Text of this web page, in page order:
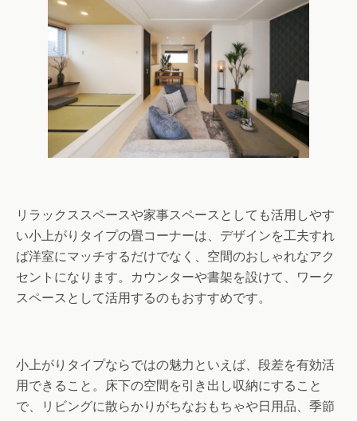
リラックススペースや家事スペースとしても活用しやす
い小上がりタイプの畳コーナーは、デザインを工夫すれ
ば洋室にマッチするだけでなく、空間のおしゃれなアク
セントになります。カウンターや書架を設けて、ワーク
スペースとして活用するのもおすすめです。
小上がりタイプならではの魅力といえば、段差を有効活
用できること。床下の空間を引き出し収納にすること
で、リビングに散らかりがちなおもちゃや日用品、季節